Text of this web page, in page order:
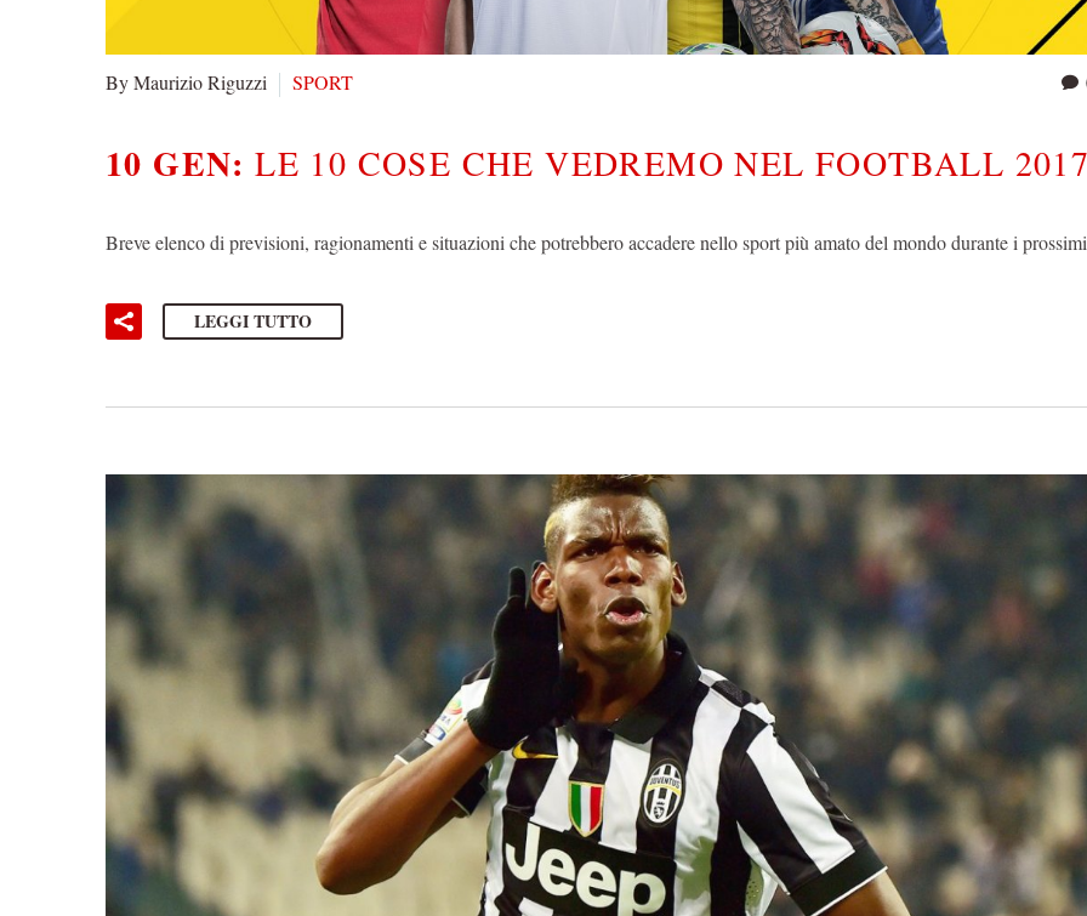
By Maurizio Riguzzi SPORT
10 GEN:LE 10 COSE CHE VEDREMO NEL FOOTBALL 2017
Breve elenco di previsioni, ragionamenti e situazioni che potrebbero accadere nello sport più amato del mondo durante i
LEGGI TUTTO